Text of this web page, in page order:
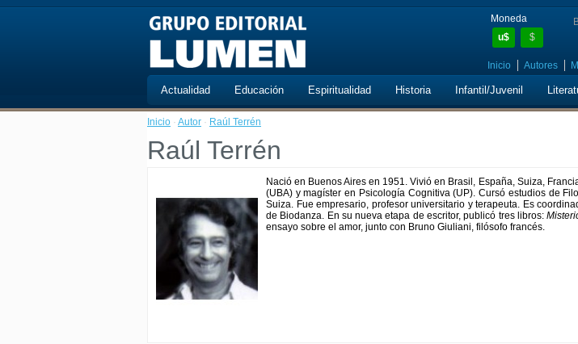
Moneda
u$
$
Inicio Autores
Actualidad Educación Espiritualidad Historia Infantil/Juvenil
Inicio · Autor · Raúl Terrén
Raúl Terrén
Nació en Buenos Aires en 1951. Vivió en Brasil, España, Suiza,
(UBA) y magíster en Psicología Cognitiva (UP). Cursó estudios de
Suiza. Fue empresario, profesor universitario y terapeuta. Es
de Biodanza. En su nueva etapa de escritor, publicó tres libros:
ensayo sobre el amor, junto con Bruno Giuliani, filósofo francés.